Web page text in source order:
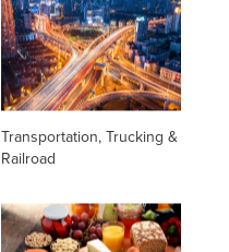
Transportation, Trucking &
Railroad